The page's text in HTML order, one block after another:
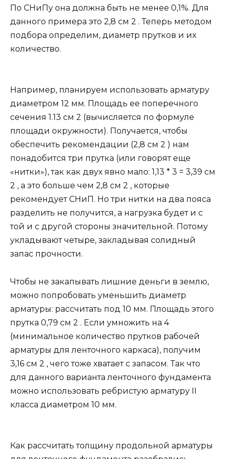
По СНиПу она должна быть не менее 0,1%. Для
данного примера это 2,8 см 2 . Теперь методом
подбора определим, диаметр прутков и их
количество.
Например, планируем использовать арматуру
диаметром 12 мм. Площадь ее поперечного
сечения 1.13 см 2 (вычисляется по формуле
площади окружности). Получается, чтобы
обеспечить рекомендации (2,8 см 2 ) нам
понадобится три прутка (или говорят еще
«нитки»), так как двух явно мало: 1,13 * 3 = 3,39 см
2 , а это больше чем 2,8 см 2 , которые
рекомендует СНиП. Но три нитки на два пояса
разделить не получится, а нагрузка будет и с
той и с другой стороны значительной. Потому
укладывают четыре, закладывая солидный
запас прочности.
Чтобы не закапывать лишние деньги в землю,
можно попробовать уменьшить диаметр
арматуры: рассчитать под 10 мм. Площадь этого
прутка 0,79 см 2 . Если умножить на 4
(минимальное количество прутков рабочей
арматуры для ленточного каркаса), получим
3,16 см 2 , чего тоже хватает с запасом. Так что
для данного варианта ленточного фундамента
можно использовать ребристую арматуру II
класса диаметром 10 мм.
Как рассчитать толщину продольной арматуры